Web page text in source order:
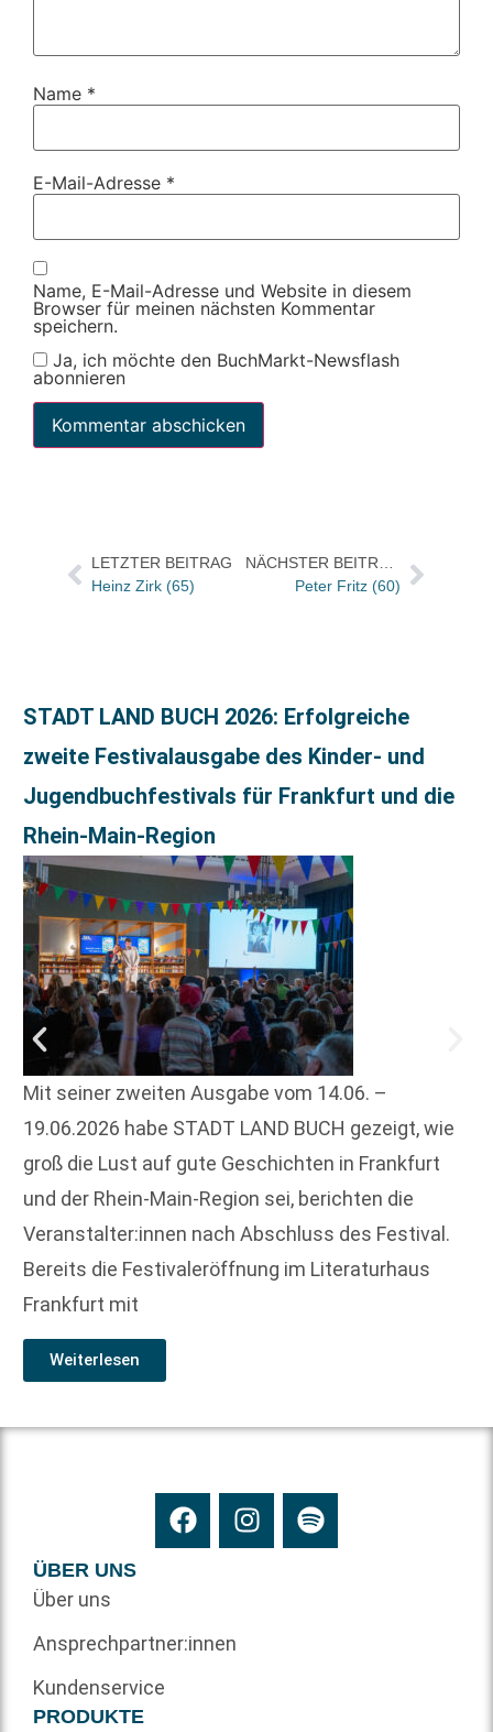
Name *
E-Mail-Adresse *
Name, E-Mail-Adresse und Website in diesem
Browser für meinen nächsten Kommentar
speichern.
Ja, ich möchte den BuchMarkt-Newsflash
abonnieren
LETZTER BEITRAG
Heinz Zirk (65)
NÄCHSTER BEITRAG
Peter Fritz (60)
STADT LAND BUCH 2026: Erfolgreiche
zweite Festivalausgabe des Kinder- und
Jugendbuchfestivals für Frankfurt und die
Rhein-Main-Region
Mit seiner zweiten Ausgabe vom 14.06. –
19.06.2026 habe STADT LAND BUCH gezeigt, wie
groß die Lust auf gute Geschichten in Frankfurt
und der Rhein-Main-Region sei, berichten die
Veranstalter:innen nach Abschluss des Festival.
Bereits die Festivaleröffnung im Literaturhaus
Frankfurt mit
Weiterlesen
ÜBER UNS
Über uns
Ansprechpartner:innen
Kundenservice
PRODUKTE